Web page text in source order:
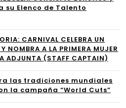
OU
SE
TO
P
100
su Elenco de Talento
CARNIVAL CELEBRA UN
NOMBRA A LA PRIMERA MUJER
ADJUNTA (STAFF CAPTAIN)
las tradiciones mundiales
la campaña “World Cuts”